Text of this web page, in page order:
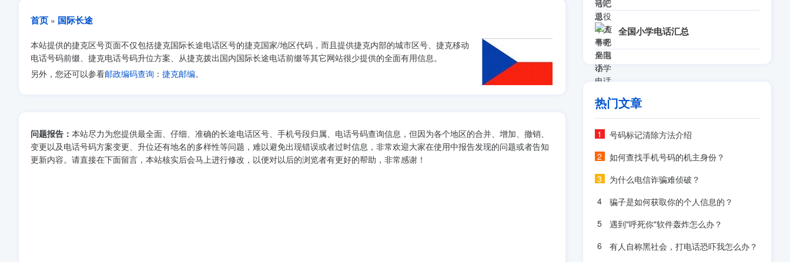
首页 » 国际长途
本站提供的捷克区号页面不仅包括捷克国际长途电话区号的捷克国家/地区代码，而且提供捷克内部的城市区号、捷克移动
电话号码前缀、捷克电话号码升位方案、从捷克拨出国内国际长途电话前缀等其它网站很少提供的全面有用信息。
另外，您还可以参看邮政编码查询 ： 捷克邮编。
问题报告： 本站尽力为您提供最全面、仔细、准确的长途电话区号、手机号段归属、电话号码查询信息，但因为各个地区的合并、增加、撤销、
变更以及电话号码方案变更、升位还有地名的多样性等问题，难以避免出现错误或者过时信息，非常欢迎大家在使用中报告发现的问题或者告知
更新内容。请直接在下面留言，本站核实后会马上进行修改，以便对以后的浏览者有更好的帮助，非常感谢！
全国小学电话汇总
热门文章
号码标记清除方法介绍
如何查找手机号码的机主身份？
为什么电信诈骗难侦破？
骗子是如何获取你的个人信息的？
遇到"呼死你"软件轰炸怎么办？
有人自称黑社会，打电话恐吓我怎么办？